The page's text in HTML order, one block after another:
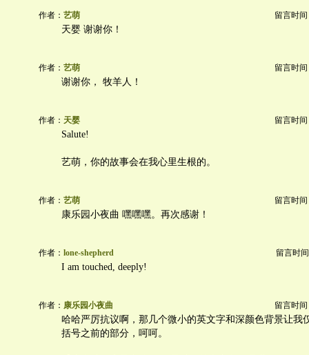
作者： 艺萌 留言时间
天婴 谢谢你！
作者： 艺萌 留言时间
谢谢你， 牧羊人！
作者： 天婴 留言时间
Salute!
艺萌，你的故事会在我心里生根的。
作者： 艺萌 留言时间
康乐园小夜曲 嘿嘿嘿。再次感谢！
作者： lone-shepherd 留言时
I am touched, deeply!
作者： 康乐园小夜曲 留言时间
哈哈严厉抗议啊，那几个微小的英文字和深颜色背景让我
括号之前的部分，呵呵。